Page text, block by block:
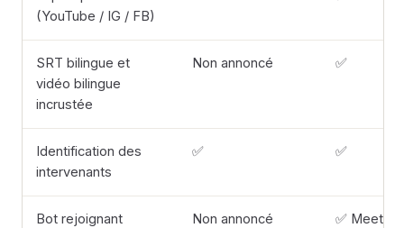
(YouTube / IG / FB)
SRT bilingue et
vidéo bilingue
incrustée
Non annoncé ✅
Identification des
intervenants
✅ ✅
Bot rejoignant
Non annoncé
✅ Meet /